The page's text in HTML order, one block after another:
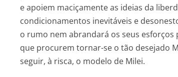
e apoiem maciçamente as ideias da
condicionamentos inevitáveis e
o rumo nem abrandará os seus
que procurem tornar-se o tão desejado
seguir, à risca, o modelo de Milei.